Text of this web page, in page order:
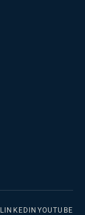
LINKEDIN YOUTUBE